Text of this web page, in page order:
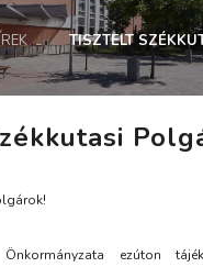
TISZTELT
Önkormányzata ezúton